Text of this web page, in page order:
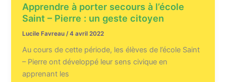
Apprendre à porter secours à l’école
Saint – Pierre : un geste citoyen
Lucile Favreau /4 avril 2022
Au cours de cette période, les élèves de l’école Saint
– Pierre ont développé leur sens civique en
apprenant les